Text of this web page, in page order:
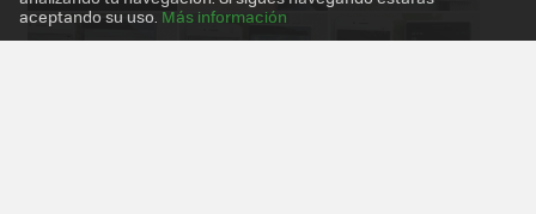
aceptando su uso. Más información